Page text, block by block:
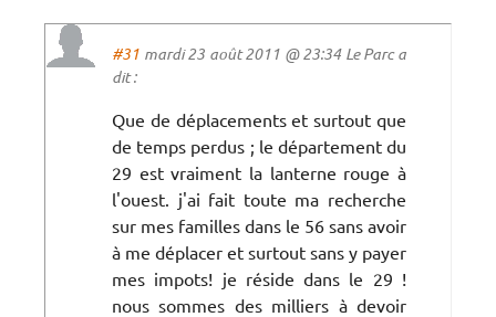
#31 mardi 23 août 2011 @ 23:34 Le Parc a
dit :
Que de déplacements et surtout que
de temps perdus ; le département du
29 est vraiment la lanterne rouge à
l'ouest. j'ai fait toute ma recherche
sur mes familles dans le 56 sans avoir
à me déplacer et surtout sans y payer
mes impots! je réside dans le 29 !
nous sommes des milliers à devoir